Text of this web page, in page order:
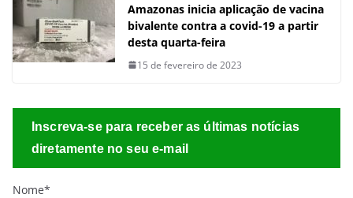
Amazonas inicia aplicação de vacina
bivalente contra a covid-19 a partir
desta quarta-feira
15 de fevereiro de 2023
Inscreva-se para receber as últimas notícias
diretamente no seu e-mail
Nome*